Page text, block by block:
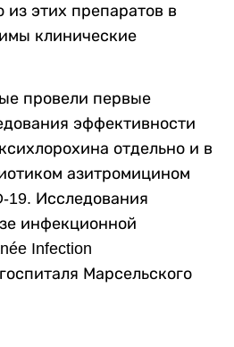
из этих препаратов в
клинические
провели первые
эффективности
отдельно и в
азитромицином
19. Исследования
инфекционной
Infection
Марсельского